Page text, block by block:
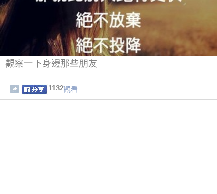
觀察一下身邊那些朋友
1132觀看